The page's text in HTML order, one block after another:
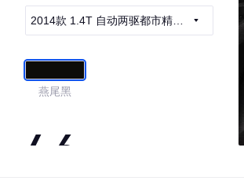
2014款 1.4T 自动两驱都市精英
燕尾黑
4.6